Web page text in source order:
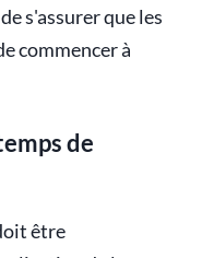
s'assurer que les
commencer à
de
être